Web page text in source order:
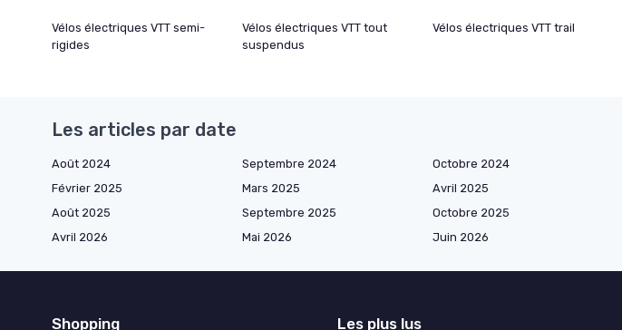
Vélos électriques VTT semi-
rigides
Vélos électriques VTT tout
suspendus
Vélos électriques VTT trail
Les articles par date
Août 2024 Septembre 2024 Octobre 2024
Février 2025
Mars 2025 Avril 2025
Août 2025
Septembre 2025 Octobre 2025
Avril 2026
Mai 2026 Juin 2026
Shopping Les plus lus